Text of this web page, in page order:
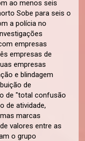
ao menos seis
Sobe para seis o
a polícia no
empresas
empresas de
empresas
e blindagem
de
de "total confusão
de atividade,
marcas
valores entre as
o grupo